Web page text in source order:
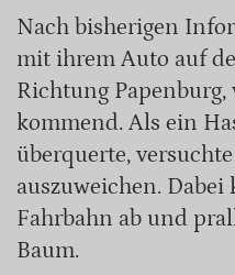
Nach bisherigen
mit ihrem Auto auf
Richtung
kommend. Als ein
überquerte,
auszuweichen. Dabei
Fahrbahn ab und
Baum.